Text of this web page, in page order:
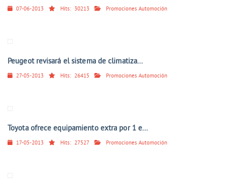
07-06-2013 Hits: 30213 Promociones Automoción
Peugeot revisará el sistema de climatiza...
27-05-2013 Hits: 26415 Promociones Automoción
Toyota ofrece equipamiento extra por 1 e...
17-05-2013 Hits: 27527 Promociones Automoción